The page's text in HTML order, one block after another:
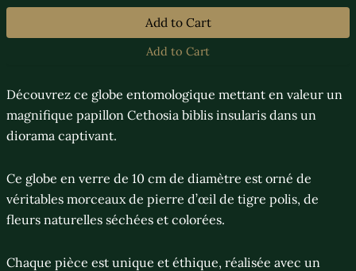
Add to Cart
Add to Cart
Découvrez ce globe entomologique mettant en valeur un
magnifique papillon Cethosia biblis insularis dans un
diorama captivant.
Ce globe en verre de 10 cm de diamètre est orné de
véritables morceaux de pierre d’œil de tigre polis, de
fleurs naturelles séchées et colorées.
Chaque pièce est unique et éthique, réalisée avec un